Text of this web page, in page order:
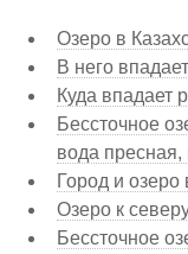
Озеро в
В него
Куда впадает
Бессточное
вода пресная,
Город и озеро
Озеро к
Бессточное